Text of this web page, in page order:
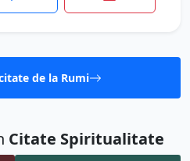
de la Rumi
Citate Spiritualitate